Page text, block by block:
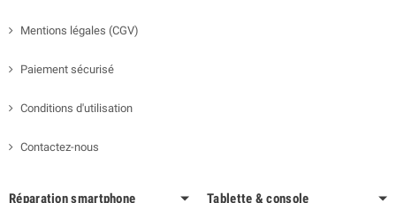
Mentions légales (CGV)
Paiement sécurisé
Conditions d'utilisation
Contactez-nous
Réparation smartphone Tablette & console